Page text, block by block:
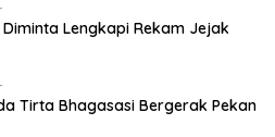
Diminta Lengkapi Rekam Jejak
Tirta Bhagasasi Bergerak Pekan